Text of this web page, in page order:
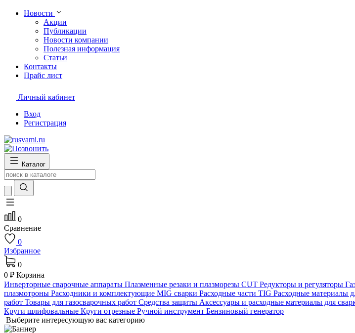
Новости
Акции
Публикации
Новости компании
Полезная информация
Статьи
Контакты
Прайс лист
Личный кабинет
Вход
Регистрация
Каталог
0
Сравнение
0
Избранное
0
0 ₽ Корзина
Инверторные сварочные аппараты Плазменные резаки и плазморезы CUT Редукторы и регуляторы
плазмотроны Расходники и комплектующие MIG сварки Расходные части TIG Расходные материалы
работ Товары для газосварочных работ Средства защиты Аксессуары и расходные материалы для
Круги шлифовальные Круги отрезные Ручной инструмент Бензиновый генератор
Выберите интересующую вас категорию